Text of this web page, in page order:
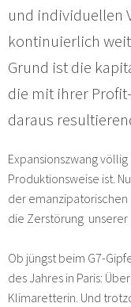
und individuellen
kontinuierlich
Grund ist die
die mit ihrer
daraus
Expansionszwang
Produktionsweise ist.
der emanzipatorischen
die Zerstörung
Ob jüngst beim G7-
des Jahres in Paris:
Klimaretterin. Und